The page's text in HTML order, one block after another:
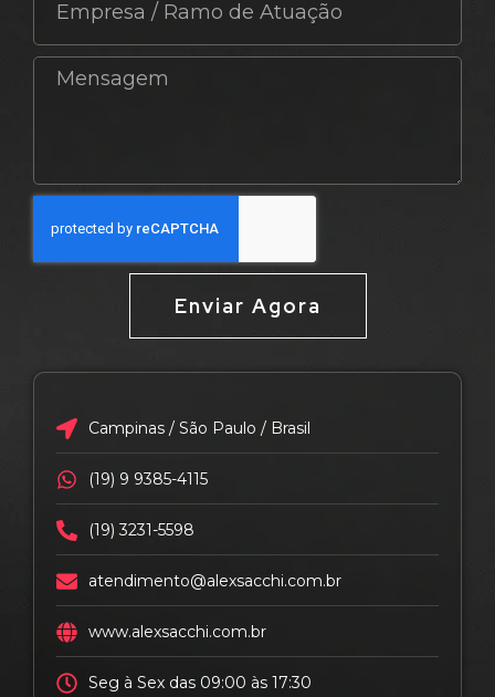
Enviar Agora
Campinas / São Paulo / Brasil
(19) 9 9385-4115
(19) 3231-5598
atendimento@alexsacchi.com.br
www.alexsacchi.com.br
Seg à Sex das 09:00 às 17:30